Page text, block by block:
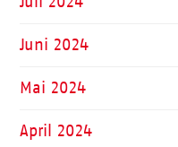
Juni 2024
Mai 2024
April 2024